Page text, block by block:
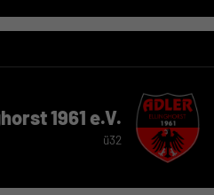
1961 e.V.
ü32